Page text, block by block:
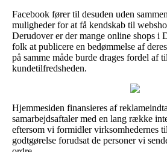
Facebook fører til desuden uden
muligheder for at få kendskab til
Derudover er der mange online shops i
folk at publicere en bedømmelse af
på samme måde burde drages fordel af
kundetilfredsheden.
Hjemmesiden finansieres af
samarbejdsaftaler med en lang række
eftersom vi formidler virksomhedernes
godtgørelse forudsat de personer vi